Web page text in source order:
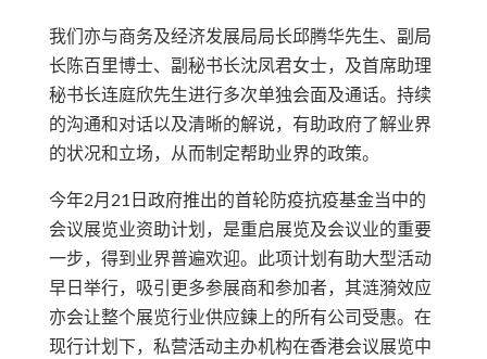
我们亦与商务及经济发展局局长邱腾华先生、副局
长陈百里博士、副秘书长沈凤君女士，及首席助理
秘书长连庭欣先生进行多次单独会面及通话。持续
的沟通和对话以及清晰的解说，有助政府了解业界
的状况和立场，从而制定帮助业界的政策。
今年2月21日政府推出的首轮防疫抗疫基金当中的
会议展览业资助计划，是重启展览及会议业的重要
一步，得到业界普遍欢迎。此项计划有助大型活动
早日举行，吸引更多参展商和参加者，其涟漪效应
亦会让整个展览行业供应鍊上的所有公司受惠。在
现行计划下，私营活动主办机构在香港会议展览中